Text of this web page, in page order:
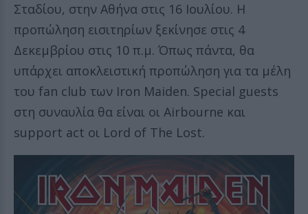
Σταδίου, στην Αθήνα στις 16 Ιουλίου. Η
προπώληση εισιτηρίων ξεκίνησε στις 4
Δεκεμβρίου στις 10 π.μ. Όπως πάντα, θα
υπάρχει αποκλειστική προπώληση για τα μέλη
του fan club των Iron Maiden. Special guests
στη συναυλία θα είναι οι Airbourne και
support act οι Lord of The Lost.